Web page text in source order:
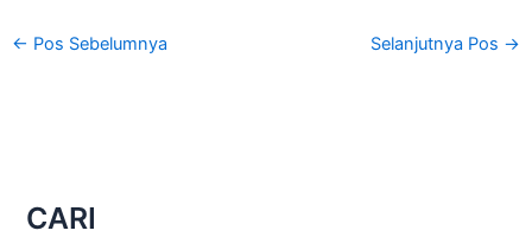
← Pos Sebelumnya Selanjutnya Pos →
CARI